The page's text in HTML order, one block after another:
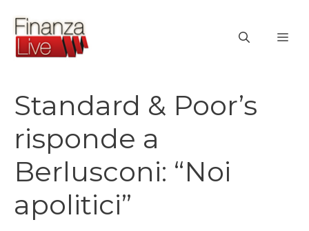
contenuto
Standard & Poor’s
risponde a
Berlusconi: “Noi
apolitici”